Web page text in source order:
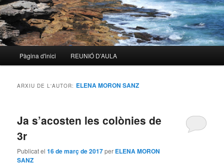
principal
Aneu
principal
Aneu
secundari
Pàgina d'inici REUNIÓ D’AULA
ARXIU DE L'AUTOR: ELENA MORON SANZ
Ja s’acosten les colònies de
3r
Publicat el16 de març de 2017per ELENA MORON
SANZ